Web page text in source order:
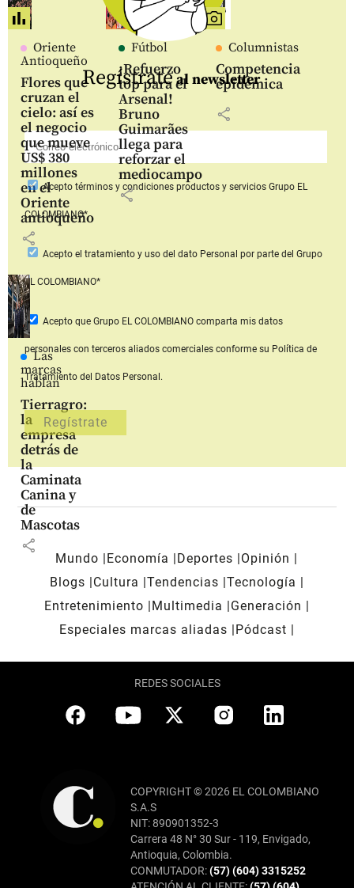
Oriente
Antioqueño
Flores que
cruzan el
cielo: así es
el negocio
que mueve
US$ 380
millones
en el
Oriente
antioqueño
share
Fútbol
¡Refuerzo
top para el
Arsenal!
Bruno
Guimarães
llega para
reforzar el
mediocampo
share
Columnistas
Competencia
epidémica
share
Las
marcas
hablan
Tierragro:
la
empresa
detrás de
la
Caminata
Canina y
de
Mascotas
share
Regístrateal newsletter
Aceptotérminos y condiciones productos y serviciosGrupo EL
COLOMBIANO*
Acepto el tratamiento y uso del dato Personal por parte del Grupo
EL COLOMBIANO*
Acepto que Grupo EL COLOMBIANOcomparta mis datos
personales con terceros aliados comerciales conforme su Política de
Tratamiento del Datos Personal.
Mundo Economía Deportes
Opinión
Blogs
Cultura Tendencias Tecnología
Entretenimiento
Multimedia
Generación
Especiales marcas aliadas
Pódcast
REDES SOCIALES
COPYRIGHT © 2026 EL COLOMBIANO
S.A.S
NIT: 890901352-3
Carrera 48 N° 30 Sur - 119, Envigado,
Antioquia, Colombia.
CONMUTADOR:(57) (604) 3315252